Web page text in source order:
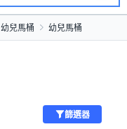
幼兒馬桶 幼兒馬桶
篩選器